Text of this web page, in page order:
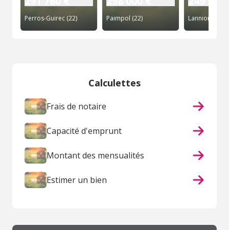
Perros-Guirec (22) Paimpol (22) Lannion (22)
Calculettes
Frais de notaire
Capacité d'emprunt
Montant des mensualités
Estimer un bien